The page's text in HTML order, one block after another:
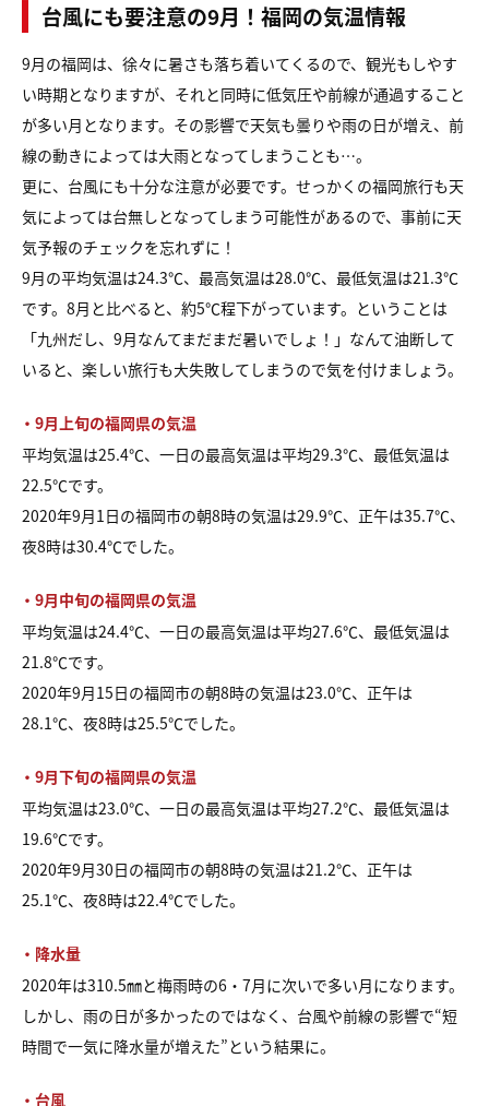
台風にも要注意の9月！福岡の気温情報
9月の福岡は、徐々に暑さも落ち着いてくるので、観光もしやす
い時期となりますが、それと同時に低気圧や前線が通過すること
が多い月となります。その影響で天気も曇りや雨の日が増え、前
線の動きによっては大雨となってしまうことも…。
更に、台風にも十分な注意が必要です。せっかくの福岡旅行も天
気によっては台無しとなってしまう可能性があるので、事前に天
気予報のチェックを忘れずに！
9月の平均気温は24.3℃、最高気温は28.0℃、最低気温は21.3℃
です。8月と比べると、約5℃程下がっています。ということは
「九州だし、9月なんてまだまだ暑いでしょ！」なんて油断して
いると、楽しい旅行も大失敗してしまうので気を付けましょう。
・9月上旬の福岡県の気温
平均気温は25.4℃、一日の最高気温は平均29.3℃、最低気温は
22.5℃です。
2020年9月1日の福岡市の朝8時の気温は29.9℃、正午は35.7℃、
夜8時は30.4℃でした。
・9月中旬の福岡県の気温
平均気温は24.4℃、一日の最高気温は平均27.6℃、最低気温は
21.8℃です。
2020年9月15日の福岡市の朝8時の気温は23.0℃、正午は
28.1℃、夜8時は25.5℃でした。
・9月下旬の福岡県の気温
平均気温は23.0℃、一日の最高気温は平均27.2℃、最低気温は
19.6℃です。
2020年9月30日の福岡市の朝8時の気温は21.2℃、正午は
25.1℃、夜8時は22.4℃でした。
・降水量
2020年は310.5㎜と梅雨時の6・7月に次いで多い月になります。
しかし、雨の日が多かったのではなく、台風や前線の影響で“短
時間で一気に降水量が増えた”という結果に。
・台風